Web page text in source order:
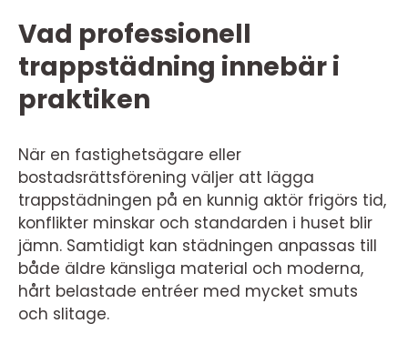
Vad professionell
trappstädning innebär i
praktiken
När en fastighetsägare eller
bostadsrättsförening väljer att lägga
trappstädningen på en kunnig aktör frigörs tid,
konflikter minskar och standarden i huset blir
jämn. Samtidigt kan städningen anpassas till
både äldre känsliga material och moderna,
hårt belastade entréer med mycket smuts
och slitage.